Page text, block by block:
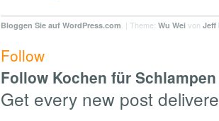
Bloggen Sie auf WordPress.com . | Theme: Wu Wei von Jeff
Follow
Follow Kochen für
Get every new post